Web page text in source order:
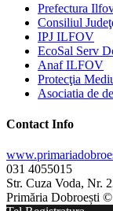
Prefectura
Consiliul
IPJ ILFOV
EcoSal Serv
Anaf ILFOV
Protecţia
Asociatia de
Contact Info
031 4055015
Str. Cuza Voda, Nr.
Primăria Dobroești